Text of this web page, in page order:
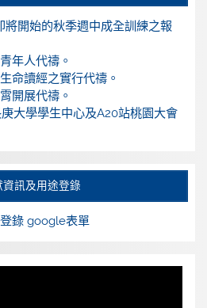
開始的秋季週中成全訓練之報
年人代禱。
命讀經之實行代禱。
開展代禱。
大學學生中心及A20站桃園大會
訊及用途登錄
錄 google表單